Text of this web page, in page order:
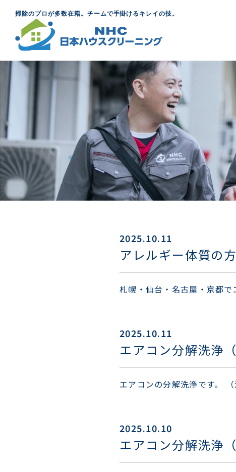
掃除のプロが多数在籍。チームで手掛けるキレイの技。
2025.10.11
アレルギー体質の
札幌・仙台・名古屋・京都
2025.10.11
エアコン分解洗浄
エアコンの分解洗浄です。
2025.10.10
エアコン分解洗浄